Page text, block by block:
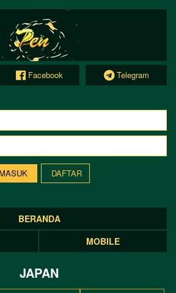
Facebook Telegram
DAFTAR
BERANDA
MOBILE
JAPAN